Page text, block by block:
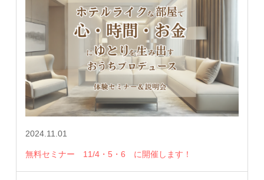
2024.11.01
無料セミナー 11/4・5・6 に開催します！